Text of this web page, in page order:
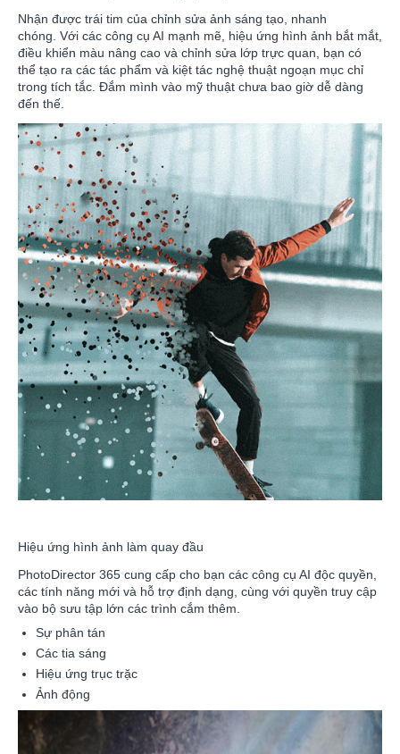
Nhận được trái tim của chỉnh sửa ảnh sáng tạo, nhanh
chóng. Với các công cụ AI mạnh mẽ, hiệu ứng hình ảnh bắt mắt,
điều khiển màu nâng cao và chỉnh sửa lớp trực quan, bạn có
thể tạo ra các tác phẩm và kiệt tác nghệ thuật ngoạn mục chỉ
trong tích tắc. Đắm mình vào mỹ thuật chưa bao giờ dễ dàng
đến thế.
Hiệu ứng hình ảnh làm quay đầu
PhotoDirector 365 cung cấp cho bạn các công cụ AI độc quyền,
các tính năng mới và hỗ trợ định dạng, cùng với quyền truy cập
vào bộ sưu tập lớn các trình cắm thêm.
Sự phân tán
Các tia sáng
Hiệu ứng trục trặc
Ảnh động